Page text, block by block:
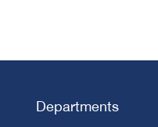
Departments